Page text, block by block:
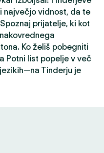
največjo vidnost, da te
prijatelje, ki kot
Ko želiš pobegniti
Potni list popelje v več
Tinderju je